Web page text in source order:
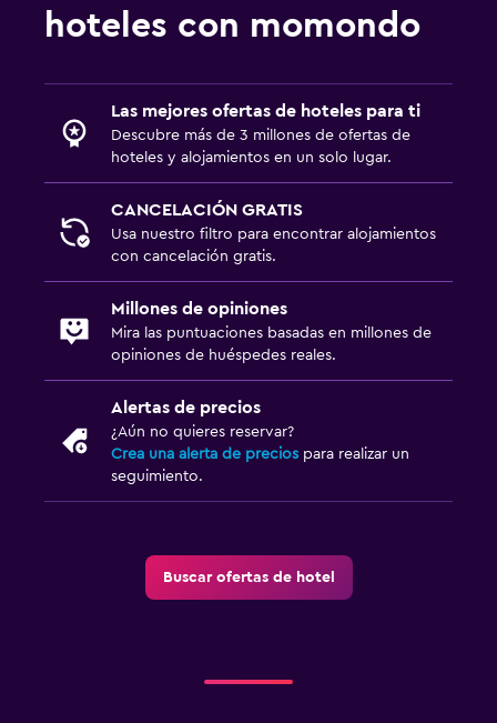
hoteles con momondo
Las mejores ofertas de hoteles para ti
Descubre más de 3 millones de ofertas de
hoteles y alojamientos en un solo lugar.
CANCELACIÓN GRATIS
Usa nuestro filtro para encontrar alojamientos
con cancelación gratis.
Millones de opiniones
Mira las puntuaciones basadas en millones de
opiniones de huéspedes reales.
Alertas de precios
¿Aún no quieres reservar?
Crea una alerta de precios para realizar un
seguimiento.
Buscar ofertas de hotel